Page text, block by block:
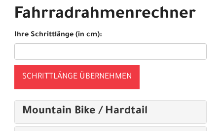
Fahrradrahmenrechner
Ihre Schrittlänge (in cm):
SCHRITTLÄNGE ÜBERNEHMEN
Mountain Bike / Hardtail